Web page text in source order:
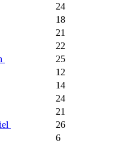
24
18
21
22
25
12
14
24
21
26
6